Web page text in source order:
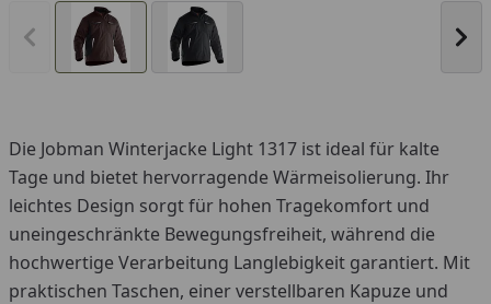
Vorheriges Bild anzeigen
Die Jobman Winterjacke Light 1317 ist ideal für kalte
Tage und bietet hervorragende Wärmeisolierung. Ihr
leichtes Design sorgt für hohen Tragekomfort und
uneingeschränkte Bewegungsfreiheit, während die
hochwertige Verarbeitung Langlebigkeit garantiert. Mit
praktischen Taschen, einer verstellbaren Kapuze und